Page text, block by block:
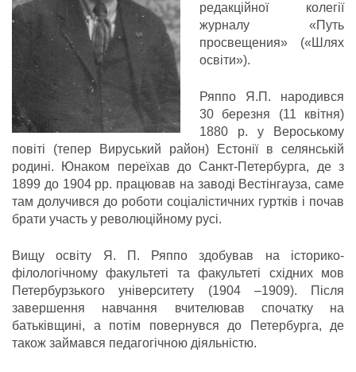
редакційної колегії
журналу «Путь
просвещения» («Шлях
освіти»).
Ряппо Я.П. народився
30 березня (11 квітня)
1880 р. у Вероському
повіті (тепер Вируський район) Естонії в селянській
родині. Юнаком переїхав до Санкт-Петербурга, де з
1899 до 1904 рр. працював на заводі Вестінгауза, саме
там долучився до роботи соціалістичних гуртків і почав
брати участь у революційному русі.
Вищу освіту Я. П. Ряппо здобував на історико-
філологічному факультеті та факультеті східних мов
Петербурзького університету (1904 –1909). Після
завершення навчання вчителював спочатку на
батьківщині, а потім повернувся до Петербурга, де
також займався педагогічною діяльністю.